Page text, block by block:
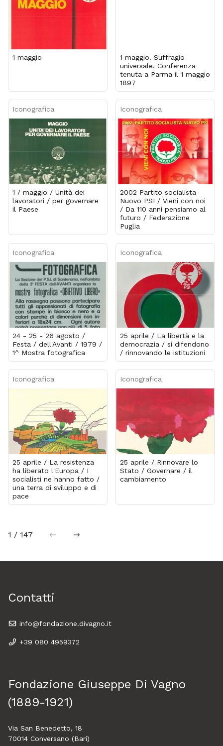
1 maggio
1 maggio. Suffragio
universale. Conferenza
tenuta a Parma il 1 maggio
1897
Iconografica
1 / maggio / Unità dei
lavoratori / per governare
il Paese
Iconografica
2002 Partito socialista
Nuovo PSI / Vieni con noi
/ Da 110 anni pensiamo al
futuro / Federazione
Puglia
Iconografica
24 - 25 - 26 agosto /
Festa / dell'Avanti / 1979 /
1^ Mostra fotografica
Iconografica
25 aprile / La libertà e la
democrazia / si difendono
/ rinnovando le istituzioni
Iconografica
25 aprile / La resistenza
ha liberato l'Europa / I
socialisti ne hanno fatto /
una terra di sviluppo e di
pace
Iconografica
25 aprile / Rinnovare lo
Stato / Governare / il
cambiamento
1 / 147 precedentesuccessiva
Contatti
info@fondazione.divagno.it
+39 080 4959372
Fondazione Giuseppe Di Vagno
(1889-1921)
Via San Benedetto, 18
70014 Conversano (Bari)